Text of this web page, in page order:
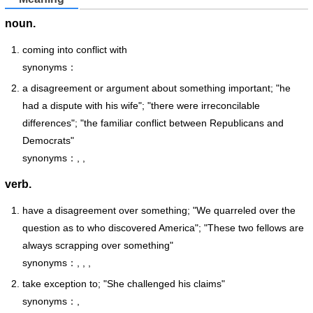
noun.
coming into conflict with
synonyms：
a disagreement or argument about something important; "he
had a dispute with his wife"; "there were irreconcilable
differences"; "the familiar conflict between Republicans and
Democrats"
synonyms：, ,
verb.
have a disagreement over something; "We quarreled over the
question as to who discovered America"; "These two fellows are
always scrapping over something"
synonyms：, , ,
take exception to; "She challenged his claims"
synonyms：,